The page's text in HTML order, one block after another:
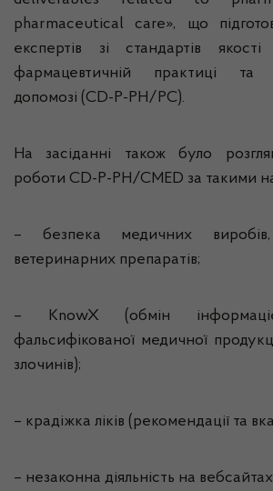
pharmaceutical care», що
експертів зі стандартів
фармацевтичній практиці та
допомозі (CD-P-PH/PC).
На засіданні також було
роботи CD-P-PH/CMED за такими
– безпека медичних виробів,
ветеринарних препаратів;
– KnowX (обмін
фальсифікованої медичної
злочинів);
– крадіжка ліків (рекомендації та
– незаконна діяльність на